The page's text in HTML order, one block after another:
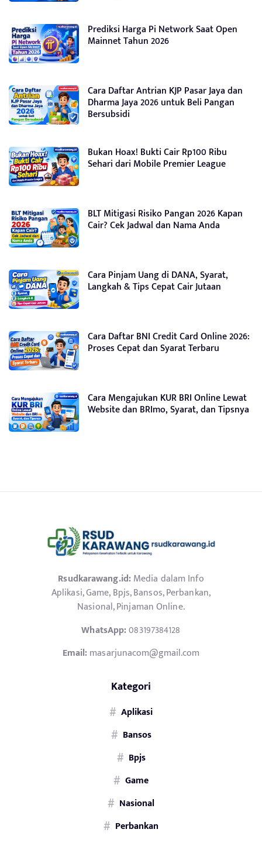
Prediksi Harga Pi Network Saat Open
Mainnet Tahun 2026
Cara Daftar Antrian KJP Pasar Jaya dan
Dharma Jaya 2026 untuk Beli Pangan
Bersubsidi
Bukan Hoax! Bukti Cair Rp100 Ribu
Sehari dari Mobile Premier League
BLT Mitigasi Risiko Pangan 2026 Kapan
Cair? Cek Jadwal dan Nama Anda
Cara Pinjam Uang di DANA, Syarat,
Langkah & Tips Cepat Cair Jutaan
Cara Daftar BNI Credit Card Online 2026:
Proses Cepat dan Syarat Terbaru
Cara Mengajukan KUR BRI Online Lewat
Website dan BRImo, Syarat, dan Tipsnya
Rsudkarawang.id:Media dalam Info
Aplikasi, Game, Bpjs, Bansos, Perbankan,
Nasional, Pinjaman Online.
WhatsApp:083197384128
Email:masarjunacom@gmail.com
Kategori
Aplikasi
Bansos
Bpjs
Game
Nasional
Perbankan